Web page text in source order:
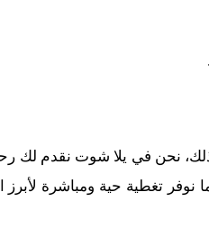
نحن في يلا شوت نقدم لك
نوفر تغطية حية ومباشرة